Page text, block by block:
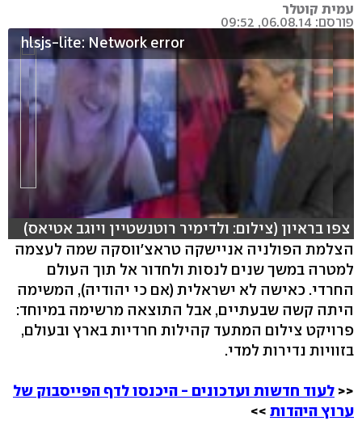
עמית קוטלר
פורסם: 06.08.14, 09:52
hlsjs-lite: Network error
צפו בראיון (צילום: ולדימיר רוטנשטיין ויוגב אטיאס)
הצלמת הפולניה אניישקה טראצ'ווסקה שמה לעצמה
למטרה במשך שנים לנסות ולחדור אל תוך העולם
החרדי. כאישה לא ישראלית (אם כי יהודיה), המשימה
היתה קשה שבעתיים, אבל התוצאה מרשימה במיוחד:
פרויקט צילום המתעד קהילות חרדיות בארץ ובעולם,
בזוויות נדירות למדי.
<< לעוד חדשות ועדכונים - היכנסו לדף הפייסבוק של
ערוץ היהדות >>